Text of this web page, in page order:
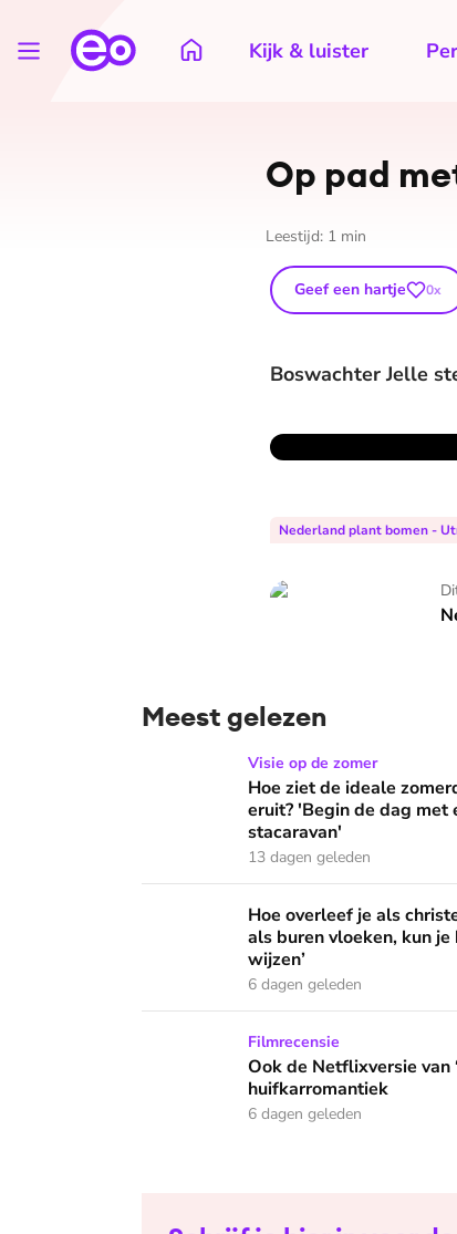
Kijk & luister
Op pad
Leestijd: 1 min
Geef een hartje 0x
Boswachter Jelle
Nederland plant bomen -
Nederland plant bomen
Meest gelezen
Hoe ziet de ideale zomerdag van
Visie op de zomer
Hoe ziet de ideale
eruit? 'Begin de dag met
stacaravan'
13 dagen geleden
Hoe overleef je als christen de
Hoe overleef je als
als buren vloeken, kun
wijzen’
6 dagen geleden
Ook de Netflixversie van ‘Het kleine
Filmrecensie
Ook de Netflixversie van
huifkarromantiek
6 dagen geleden